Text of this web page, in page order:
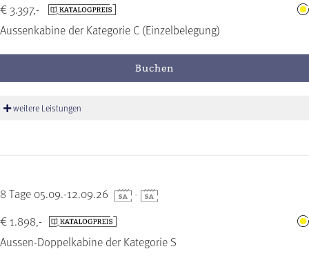
Aussenkabine der Kategorie C (Einzelbelegung)
€ 3.397,-
Buchen
weitere Leistungen
8 Tage 05.09.-12.09.26 -
Aussen-Doppelkabine der Kategorie S
€ 1.898,-